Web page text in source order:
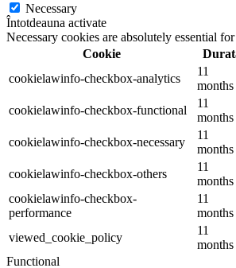
Necessary
Întotdeauna activate
Necessary cookies are absolutely essential
Cookie
cookielawinfo-checkbox-analytics
11
months
cookielawinfo-checkbox-functional
11
months
cookielawinfo-checkbox-necessary
11
months
cookielawinfo-checkbox-others
11
months
cookielawinfo-checkbox-
performance
11
months
viewed_cookie_policy
11
months
Functional